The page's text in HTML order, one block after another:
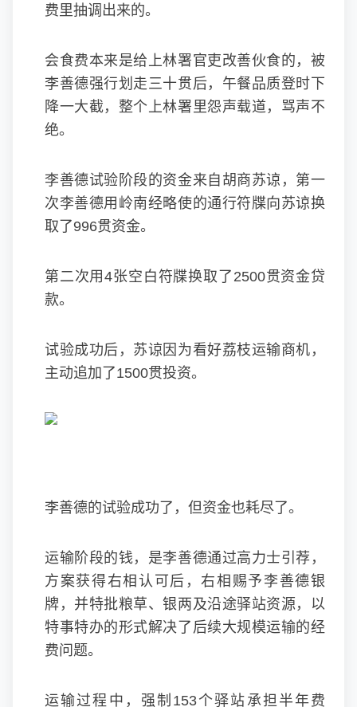
费里抽调出来的。
会食费本来是给上林署官吏改善伙食的，被
李善德强行划走三十贯后，午餐品质登时下
降一大截，整个上林署里怨声载道，骂声不
绝。
李善德试验阶段的资金来自胡商苏谅，第一
次李善德用岭南经略使的通行符牒向苏谅换
取了996贯资金。
第二次用4张空白符牒换取了2500贯资金贷
款。
试验成功后，苏谅因为看好荔枝运输商机，
主动追加了1500贯投资。
李善德的试验成功了，但资金也耗尽了。
运输阶段的钱，是李善德通过高力士引荐，
方案获得右相认可后，右相赐予李善德银
牌，并特批粮草、银两及沿途驿站资源，以
特事特办的形式解决了后续大规模运输的经
费问题。
运输过程中，强制153个驿站承担半年费